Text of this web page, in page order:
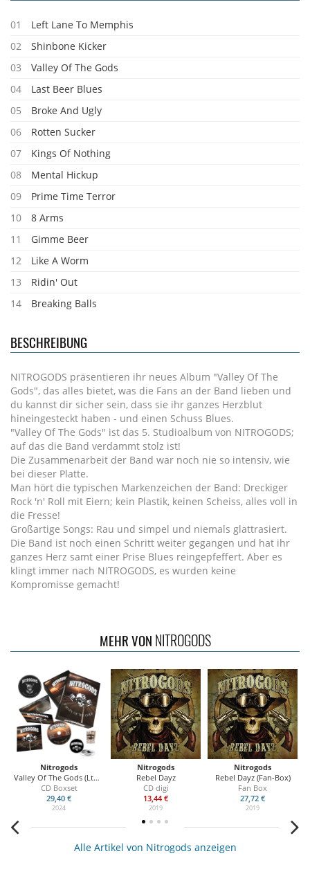
01
Left Lane To Memphis
02
Shinbone Kicker
03
Valley Of The Gods
04
Last Beer Blues
05
Broke And Ugly
06
Rotten Sucker
07
Kings Of Nothing
08
Mental Hickup
09
Prime Time Terror
10
8 Arms
11
Gimme Beer
12
Like A Worm
13
Ridin' Out
14
Breaking Balls
BESCHREIBUNG
NITROGODS präsentieren ihr neues Album "Valley Of The
Gods", das alles bietet, was die Fans an der Band lieben und
du kannst dir sicher sein, dass sie ihr ganzes Herzblut
hineingesteckt haben - und einen Schuss Blues.
"Valley Of The Gods" ist das 5. Studioalbum von NITROGODS;
auf das die Band verdammt stolz ist!
Die Zusammenarbeit der Band war noch nie so intensiv, wie
bei dieser Platte.
Man hört die typischen Markenzeichen der Band: Dreckiger
Rock 'n' Roll mit Eiern; kein Plastik, keinen Scheiss, alles voll in
die Fresse!
Großartige Songs: Rau und simpel und niemals glattrasiert.
Die Band ist noch einen Schritt weiter gegangen und hat ihr
ganzes Herz samt einer Prise Blues reingepfeffert. Aber es
klingt immer nach NITROGODS, es wurden keine
Kompromisse gemacht!
MEHR VON NITROGODS
Nitrogods
Valley Of The Gods (Ltd. Boxset)
CD Boxset
29,40 €
2024
Nitrogods
Rebel Dayz
CD digi
13,44 €
2019
Nitrogods
Rebel Dayz (Fan-Box)
Fan Box
27,72 €
2019
Alle Artikel von Nitrogods anzeigen